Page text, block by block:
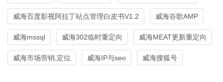
威海百度影视阿拉丁站点管理白皮书V1.2 威海谷歌AMP
威海mssql 威海302临时重定向 威海MEAT更新重定向
威海市场营销,定位 威海IP与seo 威海搜狐号